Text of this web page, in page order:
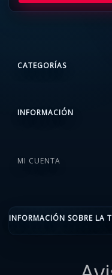
CATEGORÍAS
INFORMACIÓN
MI CUENTA
INFORMACIÓN SOBRE LA